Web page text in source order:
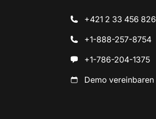
+421 2 33 456 826
+1-888-257-8754
+1-786-204-1375
Demo vereinbaren